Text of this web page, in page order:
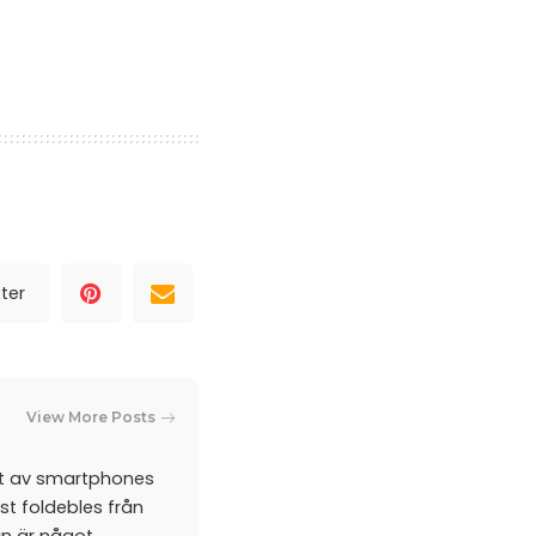
View More Posts
av smartphones
foldebles från